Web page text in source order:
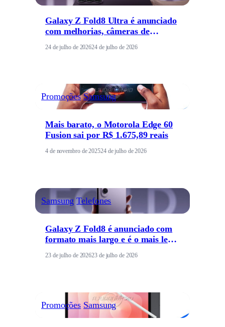
Galaxy Z Fold8 Ultra é anunciado
com melhorias, câmeras de
24 de julho de 202624 de julho de 2026
Promoções Samsung
Mais barato, o Motorola Edge 60
Fusion sai por R$ 1.675,89 reais
4 de novembro de 202524 de julho de 2026
Samsung Telefones
Galaxy Z Fold8 é anunciado com
formato mais largo e é o mais leve
23 de julho de 202623 de julho de 2026
Promoções Samsung